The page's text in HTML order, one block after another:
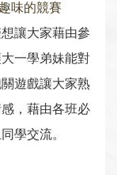
味的競賽
讓大家藉由參
一學弟妹能對
遊戲讓大家熟
，藉由各班必
學交流。